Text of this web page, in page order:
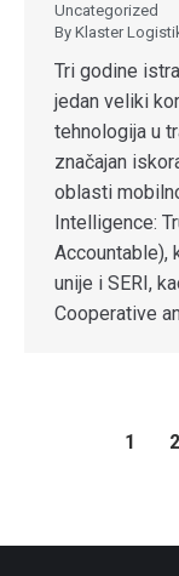
Uncategorized
By Klaster
Tri godine
jedan veliki
tehnologija u
značajan
oblasti
Intelligence:
Accountable),
unije i SERI,
Cooperative
1 2